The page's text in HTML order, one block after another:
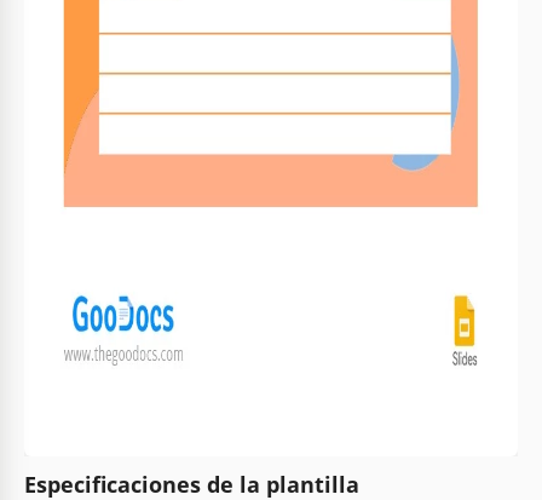
Especificaciones de la plantilla